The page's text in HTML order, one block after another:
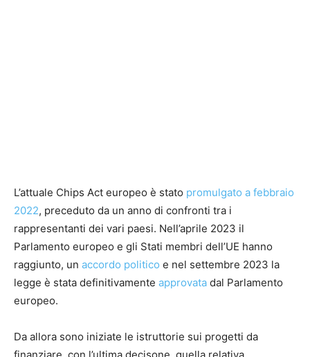
L’attuale Chips Act europeo è stato promulgato a febbraio
2022, preceduto da un anno di confronti tra i
rappresentanti dei vari paesi. Nell’aprile 2023 il
Parlamento europeo e gli Stati membri dell’UE hanno
raggiunto, un accordo politico e nel settembre 2023 la
legge è stata definitivamente approvata dal Parlamento
europeo.
Da allora sono iniziate le istruttorie sui progetti da